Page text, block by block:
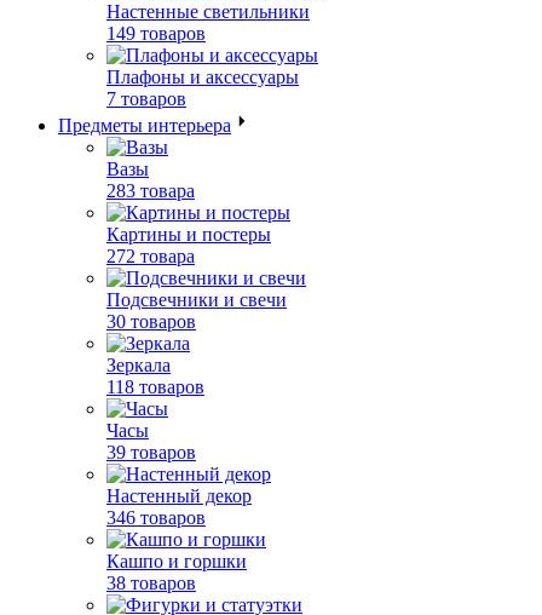
Настенные светильники
149 товаров
Плафоны и аксессуары
7 товаров
Предметы интерьера
Вазы
283 товара
Картины и постеры
272 товара
Подсвечники и свечи
30 товаров
Зеркала
118 товаров
Часы
39 товаров
Настенный декор
346 товаров
Кашпо и горшки
38 товаров